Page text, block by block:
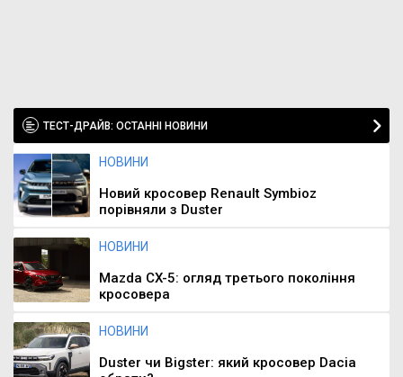
ТЕСТ-ДРАЙВ: ОСТАННІ НОВИНИ
НОВИНИ
Новий кросовер Renault Symbioz
порівняли з Duster
НОВИНИ
Mazda CX-5: огляд третього покоління
кросовера
НОВИНИ
Duster чи Bigster: який кросовер Dacia